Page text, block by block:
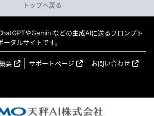
トップへ戻る
やGeminiなどの生成AIに送るプロンプト
ータルサイトです。
要 サポートページ
お問い合わせ